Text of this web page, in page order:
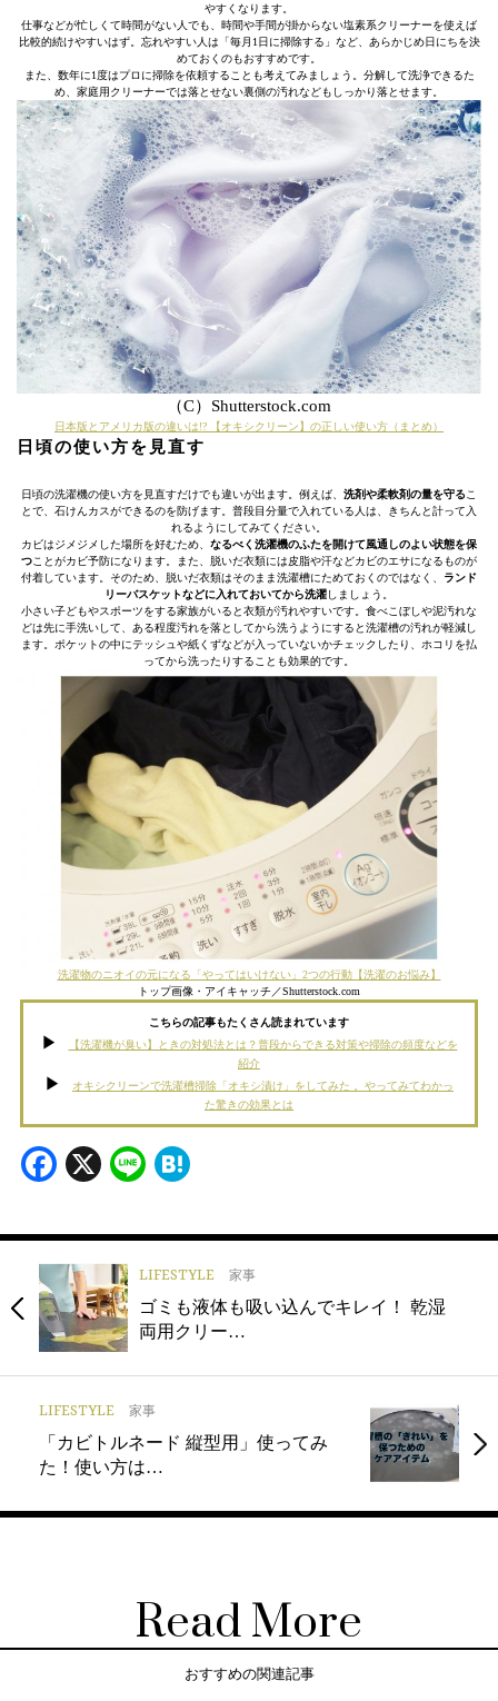
やすくなります。
仕事などが忙しくて時間がない人でも、時間や手間が掛からない塩素系クリーナーを使えば
比較的続けやすいはず。忘れやすい人は「毎月1日に掃除する」など、あらかじめ日にちを決
めておくのもおすすめです。
また、数年に1度はプロに掃除を依頼することも考えてみましょう。分解して洗浄できるた
め、家庭用クリーナーでは落とせない裏側の汚れなどもしっかり落とせます。
（C）Shutterstock.com
日本版とアメリカ版の違いは!? 【オキシクリーン】の正しい使い方（まとめ）
日頃の使い方を見直す
日頃の洗濯機の使い方を見直すだけでも違いが出ます。例えば、 洗剤や柔軟剤の量を守るこ
とで、石けんカスができるのを防げます。普段目分量で入れている人は、きちんと計って入
れるようにしてみてください。
カビはジメジメした場所を好むため、 なるべく洗濯機のふたを開けて風通しのよい状態を保
つことがカビ予防になります。また、脱いだ衣類には皮脂や汗などカビのエサになるものが
付着しています。そのため、脱いだ衣類はそのまま洗濯槽にためておくのではなく、 ランド
リーバスケットなどに入れておいてから洗濯 しましょう。
小さい子どもやスポーツをする家族がいると衣類が汚れやすいです。食べこぼしや泥汚れな
どは先に手洗いして、ある程度汚れを落としてから洗うようにすると洗濯槽の汚れが軽減し
ます。ポケットの中にテッシュや紙くずなどが入っていないかチェックしたり、ホコリを払
ってから洗ったりすることも効果的です。
洗濯物のニオイの元になる「やってはいけない」2つの行動【洗濯のお悩み】
トップ画像・アイキャッチ／Shutterstock.com
こちらの記事もたくさん読まれています
【洗濯機が臭い】ときの対処法とは？普段からできる対策や掃除の頻度などを
紹介
オキシクリーンで洗濯槽掃除「オキシ漬け」をしてみた 。やってみてわかっ
た驚きの効果とは
Facebook
X Line
LIFESTYLE 家事
ゴミも液体も吸い込んでキレイ！ 乾湿
両用クリー…
LIFESTYLE 家事
「カビトルネード 縦型用」使ってみ
た！使い方は…
Read More
おすすめの関連記事